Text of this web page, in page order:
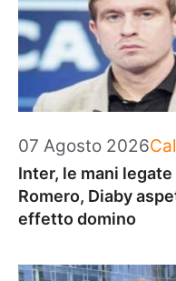
07 Agosto 2026
Inter, le mani
Romero, Diaby
effetto domino